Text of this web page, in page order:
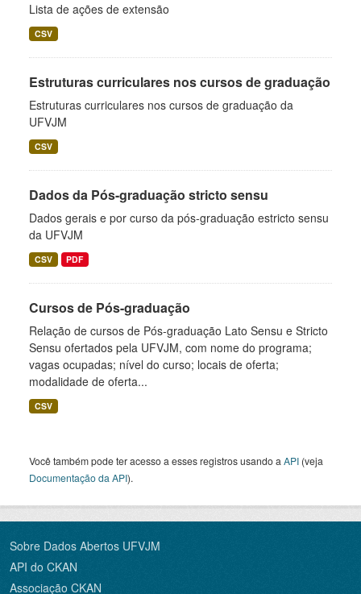
Lista de ações de extensão
CSV
Estruturas curriculares nos cursos de graduação
Estruturas curriculares nos cursos de graduação da
UFVJM
CSV
Dados da Pós-graduação stricto sensu
Dados gerais e por curso da pós-graduação estricto sensu
da UFVJM
CSV PDF
Cursos de Pós-graduação
Relação de cursos de Pós-graduação Lato Sensu e Stricto
Sensu ofertados pela UFVJM, com nome do programa;
vagas ocupadas; nível do curso; locais de oferta;
modalidade de oferta...
CSV
Você também pode ter acesso a esses registros usando a API (veja
Documentação da API).
Sobre Dados Abertos UFVJM
API do CKAN
Associação CKAN